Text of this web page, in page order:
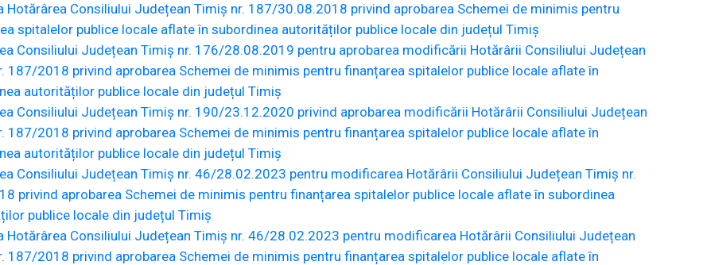
Hotărârea Consiliului Județean Timiș nr. 187/30.08.2018 privind aprobarea Schemei de minimis pentru
spitalelor publice locale aflate în subordinea autorităților publice locale din județul Timiș
Consiliului Județean Timiș nr. 176/28.08.2019 pentru aprobarea modificării Hotărârii Consiliului Județean
187/2018 privind aprobarea Schemei de minimis pentru finanțarea spitalelor publice locale aflate în
autorităților publice locale din județul Timiș
Consiliului Județean Timiș nr. 190/23.12.2020 privind aprobarea modificării Hotărârii Consiliului Județean
187/2018 privind aprobarea Schemei de minimis pentru finanțarea spitalelor publice locale aflate în
autorităților publice locale din județul Timiș
Consiliului Județean Timiș nr. 46/28.02.2023 pentru modificarea Hotărârii Consiliului Județean Timiș nr.
privind aprobarea Schemei de minimis pentru finanțarea spitalelor publice locale aflate în subordinea
publice locale din județul Timiș
Hotărârea Consiliului Județean Timiș nr. 46/28.02.2023 pentru modificarea Hotărârii Consiliului Județean
187/2018 privind aprobarea Schemei de minimis pentru finanțarea spitalelor publice locale aflate în